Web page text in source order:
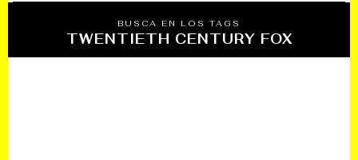
BUSCA EN LOS TAGS
TWENTIETH CENTURY FOX